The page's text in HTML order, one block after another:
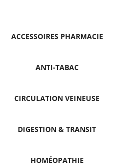
ACCESSOIRES PHARMACIE
ANTI-TABAC
CIRCULATION VEINEUSE
DIGESTION & TRANSIT
HOMÉOPATHIE